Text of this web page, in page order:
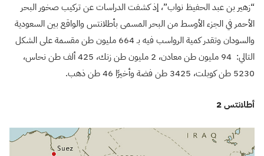
“زهير بن عبد الحفيظ نواب”، إذ كشفت الدراسات عن تركيب صخور البحر
الأحمر في الجزء الأوسط من البحر المسمى بأطلانتس والواقع بين السعودية
والسودان وتقدر كمية الرواسب فيه بـ 664 مليون طن مقسمة على الشكل
التالي: 94 مليون طن معادن، 2 مليون طن زنك، 425 ألف طن نحاس،
5230 طن كوبلت، 3425 طن فضة وأخيرًا 46 طن ذهب.
أطلانتس 2